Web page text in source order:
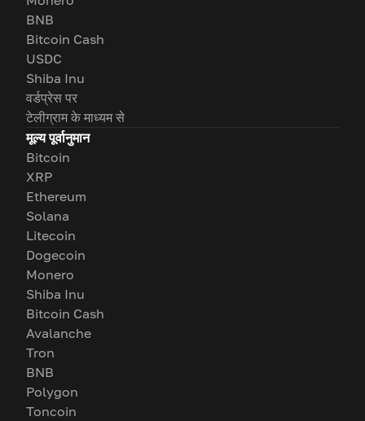
BNB
Bitcoin Cash
USDC
Shiba Inu
वर्डप्रेस पर
टेलीग्राम के माध्यम से
मूल्य पूर्वानुमान
Bitcoin
XRP
Ethereum
Solana
Litecoin
Dogecoin
Monero
Shiba Inu
Bitcoin Cash
Avalanche
Tron
BNB
Polygon
Toncoin